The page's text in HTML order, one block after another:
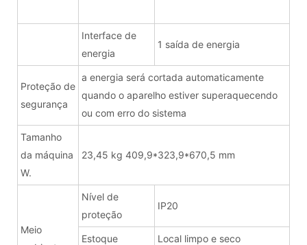
Interface de
energia
1 saída de energia
Proteção de
segurança
a energia será cortada automaticamente
quando o aparelho estiver superaquecendo
ou com erro do sistema
Tamanho
da máquina
W.
23,45 kg 409,9*323,9*670,5 mm
Meio
Nível de
proteção
IP20
Estoque Local limpo e seco